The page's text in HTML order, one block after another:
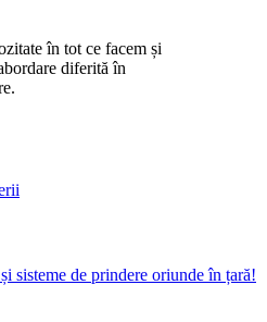
în tot ce facem și
diferită în
sisteme de prindere oriunde în țară!